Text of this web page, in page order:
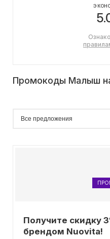
Промокоды Малыш
Получите скидку
брендом Nuovita!